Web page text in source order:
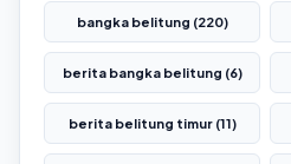
bangka belitung (220)
berita bangka belitung (6)
berita belitung timur (11)